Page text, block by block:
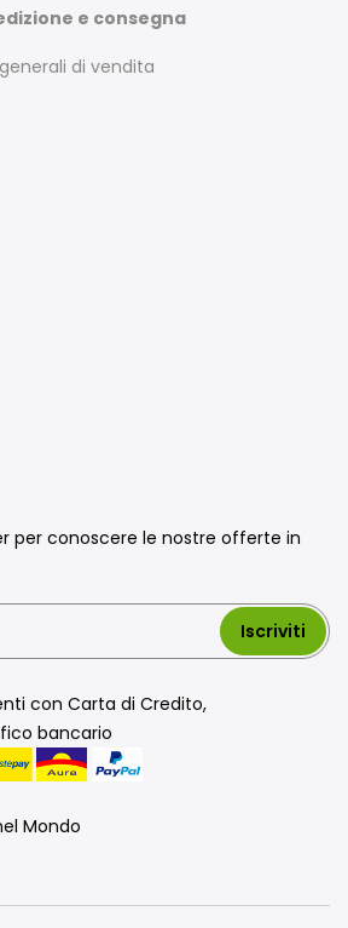
e consegna
di vendita
per conoscere le nostre offerte in
Iscriviti
con Carta di Credito,
bancario
Mondo